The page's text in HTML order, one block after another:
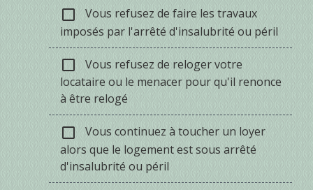
check_box_outline_blank
Vous refusez de faire les travaux
imposés par l'arrêté d'insalubrité ou péril
check_box_outline_blank
Vous refusez de reloger votre
locataire ou le menacer pour qu'il renonce
à être relogé
check_box_outline_blank
Vous continuez à toucher un loyer
alors que le logement est sous arrêté
d'insalubrité ou péril